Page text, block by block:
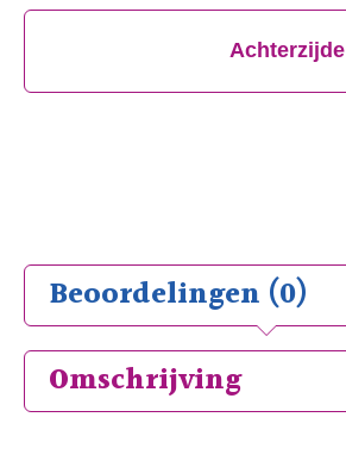
Achterzijde
Beoordelingen (0)
Omschrijving